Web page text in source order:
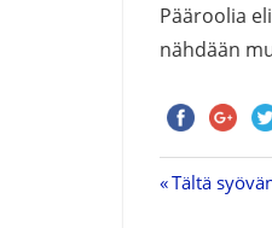
Pääroolia
nähdään
Previous
Tältä